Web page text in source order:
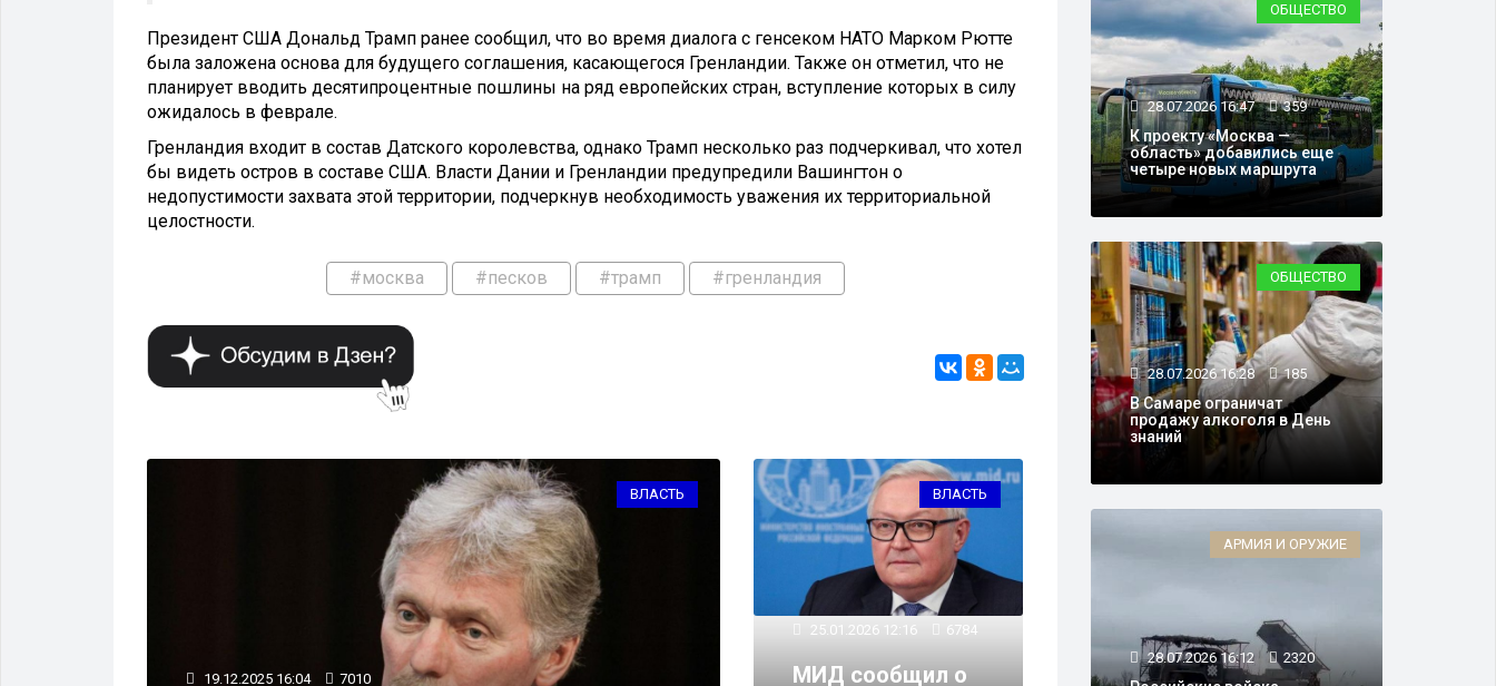
Президент США Дональд Трамп ранее сообщил, что во время диалога с генсеком НАТО Марком Рютте
была заложена основа для будущего соглашения, касающегося Гренландии. Также он отметил, что не
планирует вводить десятипроцентные пошлины на ряд европейских стран, вступление которых в силу
ожидалось в феврале.
Гренландия входит в состав Датского королевства, однако Трамп несколько раз подчеркивал, что хотел
бы видеть остров в составе США. Власти Дании и Гренландии предупредили Вашингтон о
недопустимости захвата этой территории, подчеркнув необходимость уважения их территориальной
целостности.
#москва #песков #трамп #гренландия
ВЛАСТЬ
19.12.2025 16:04 7010
ВЛАСТЬ
25.01.2026 12:16 6784
МИД сообщил о
ОБЩЕСТВО
28.07.2026 16:47 359
К проекту «Москва —
область» добавились еще
четыре новых маршрута
ОБЩЕСТВО
28.07.2026 16:28 185
В Самаре ограничат
продажу алкоголя в День
знаний
АРМИЯ И ОРУЖИЕ
28.07.2026 16:12 2320